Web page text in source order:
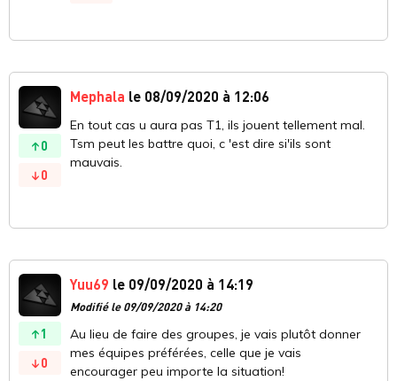
0
0
Mephala le 08/09/2020 à 12:06
En tout cas u aura pas T1, ils jouent tellement mal.
Tsm peut les battre quoi, c 'est dire si'ils sont
mauvais.
1
0
Yuu69 le 09/09/2020 à 14:19
Modifié le 09/09/2020 à 14:20
Au lieu de faire des groupes, je vais plutôt donner
mes équipes préférées, celle que je vais
encourager peu importe la situation!